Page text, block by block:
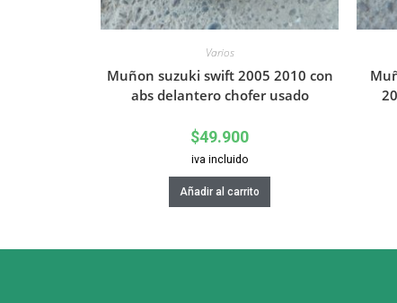
Varios
Muñon suzuki swift 2005 2010 con
abs delantero chofer usado
$49.900
iva incluido
Añadir al carrito